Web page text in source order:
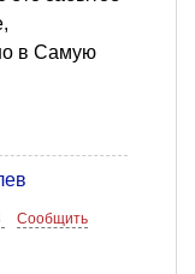
в Самую
Сообщить